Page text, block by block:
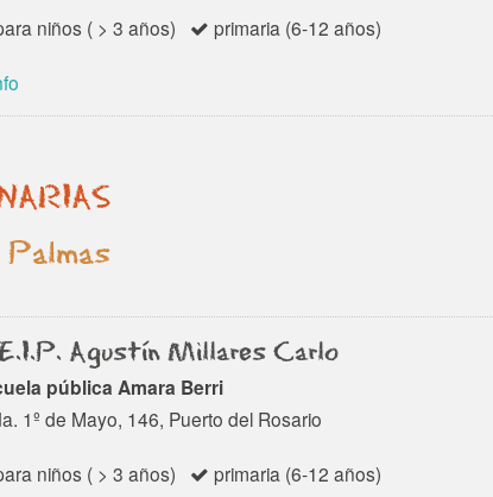
niños ( > 3 años) primaria (6-12 años)
Palmas
Agustín Millares Carlo
pública Amara Berri
1º de Mayo, 146, Puerto del Rosario
niños ( > 3 años) primaria (6-12 años)